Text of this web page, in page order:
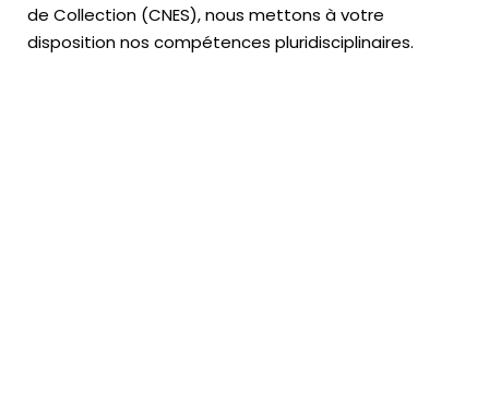
de Collection (CNES),nous mettons à votre
disposition nos compétences pluridisciplinaires.